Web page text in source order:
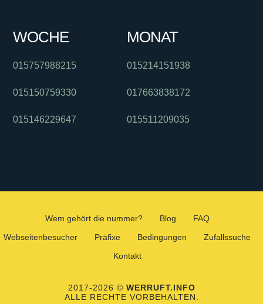
WOCHE
015757988215
015150759330
015146229647
MONAT
015214151938
017663838172
015511209035
Wem gehört die nummer? Blog
FAQ
Webseitenbesucher
Präfixe Bedingungen
Zufallssuche
Kontakt
2017-2026 © WERRUFT.INFO
ALLE RECHTE VORBEHALTEN.